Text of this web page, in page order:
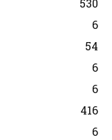
530
6
54
6
6
416
6